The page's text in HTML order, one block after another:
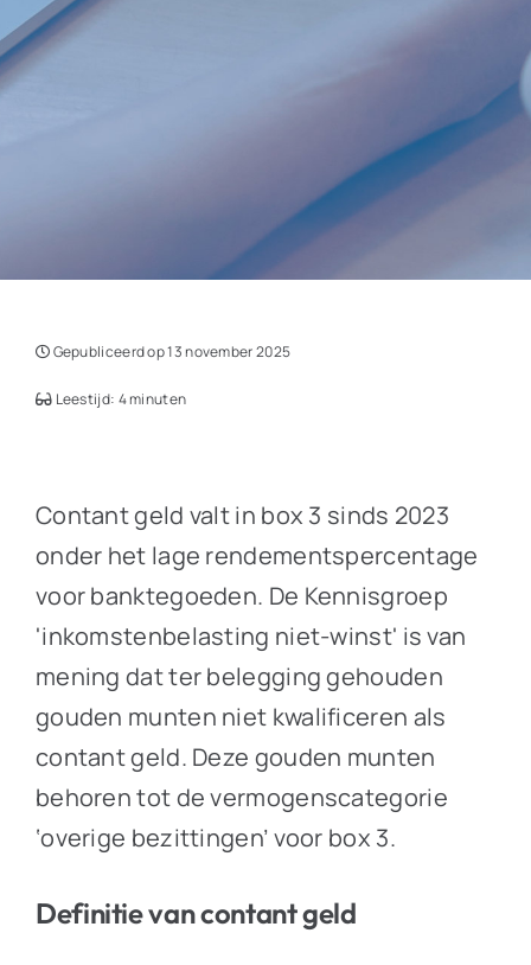
Gepubliceerd op 13 november 2025
Leestijd: 4 minuten
Contant geld valt in box 3 sinds 2023
onder het lage rendementspercentage
voor banktegoeden. De Kennisgroep
'inkomstenbelasting niet-winst' is van
mening dat ter belegging gehouden
gouden munten niet kwalificeren als
contant geld. Deze gouden munten
behoren tot de vermogenscategorie
‘overige bezittingen’ voor box 3.
Definitie van contant geld